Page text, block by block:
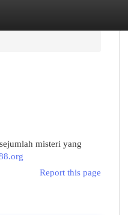
misteri yang
Report this page